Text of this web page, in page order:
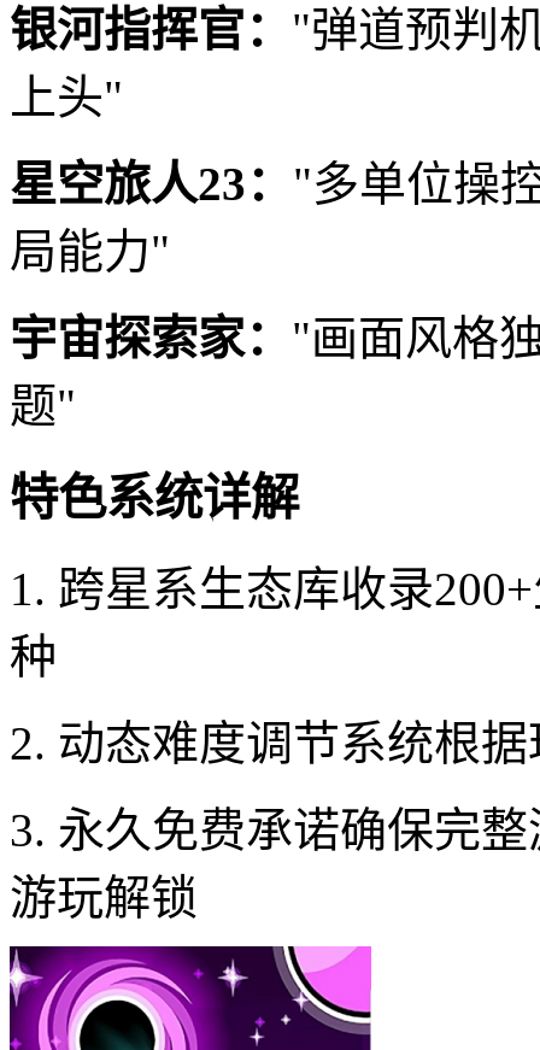
银河指挥官： "弹道预判
上头"
星空旅人23： "多单位操
局能力"
宇宙探索家： "画面风格
题"
特色系统详解
1. 跨星系生态库收录
种
2. 动态难度调节系统根
3. 永久免费承诺确保完
游玩解锁